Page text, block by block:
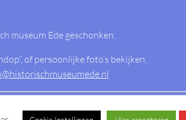
museum Ede geschonken.
of persoonlijke foto’s bekijken,
eye-graphicsOtterlo